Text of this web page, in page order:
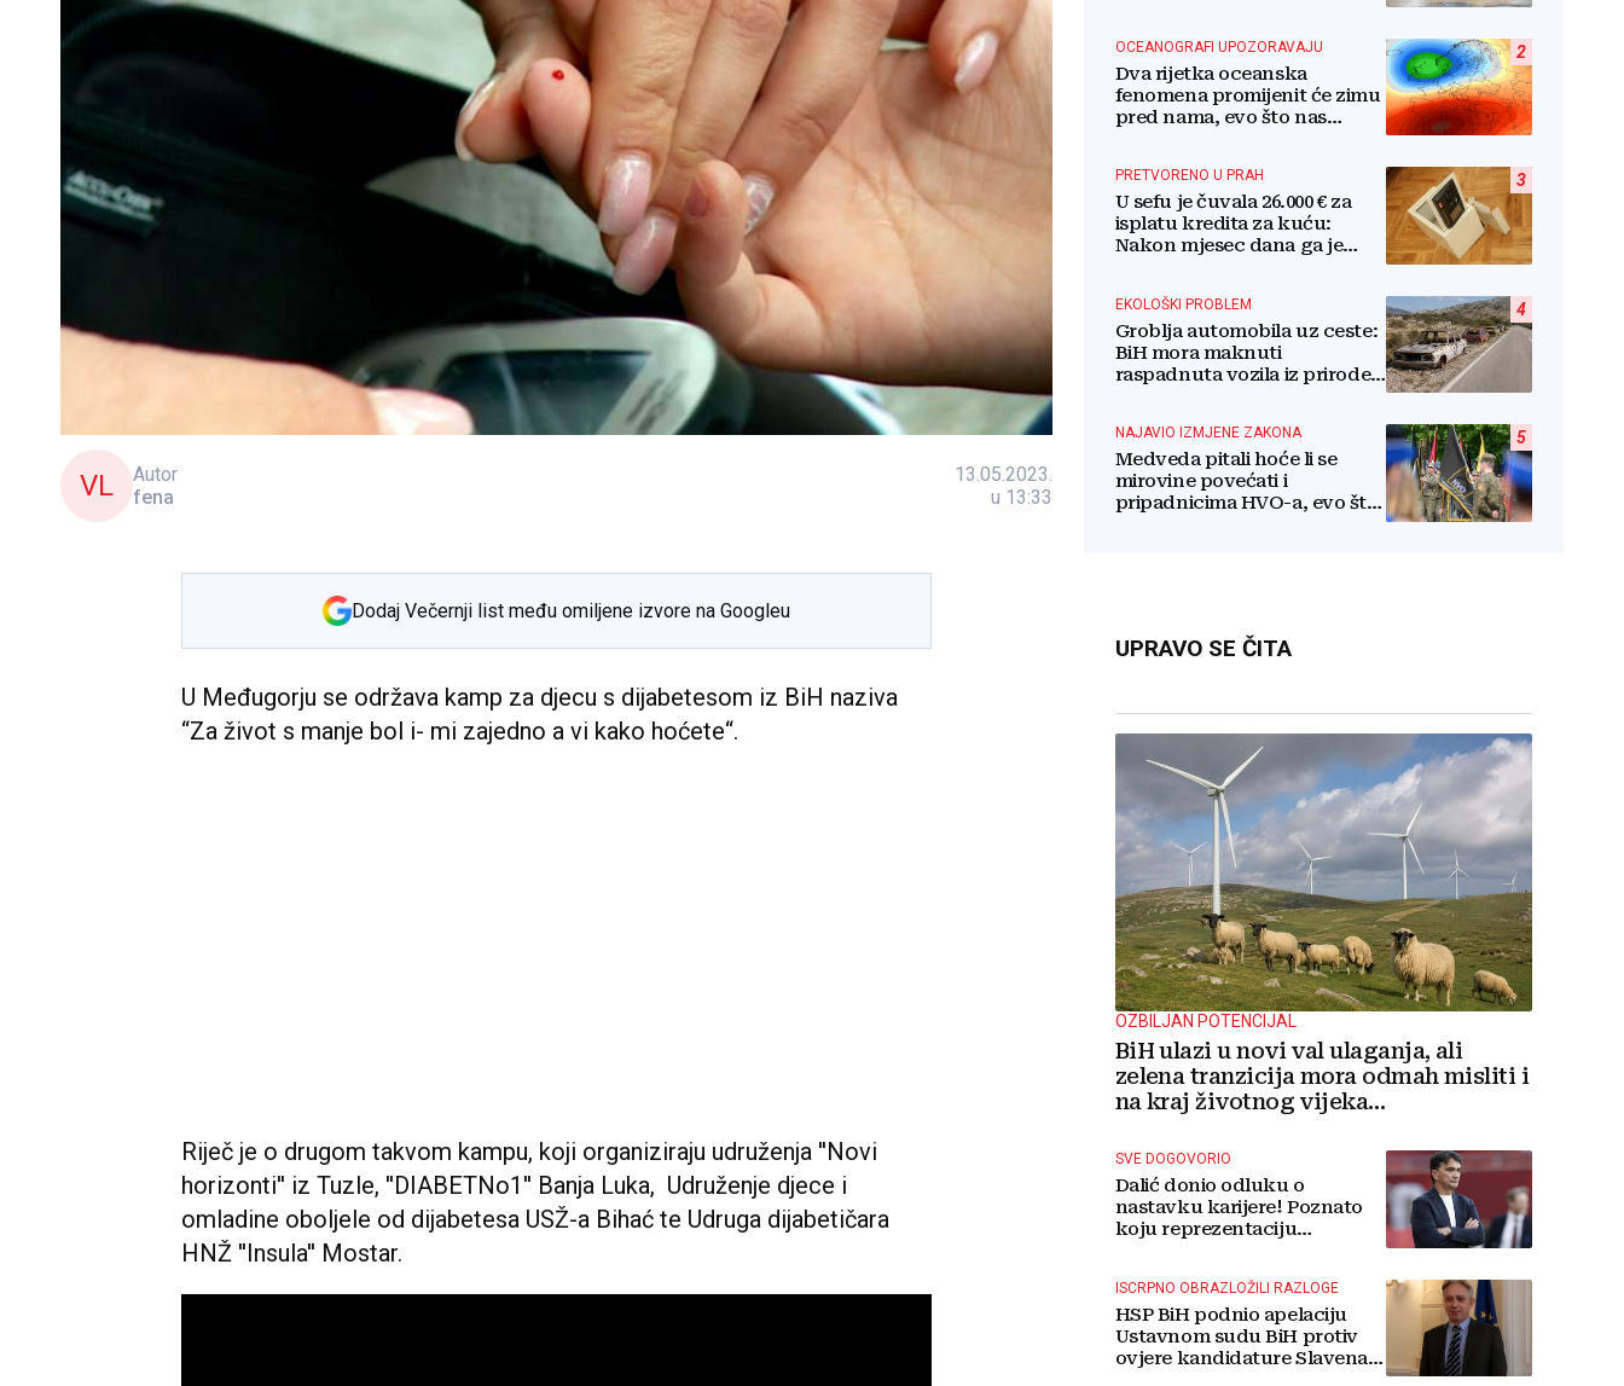
VL
Autor
fena
13.05.2023.
u 13:33
Dodaj Večernji list među omiljene izvore na Googleu
U Međugorju se održava kamp za djecu s dijabetesom iz BiH naziva
‘‘Za život s manje bol i- mi zajedno a vi kako hoćete‘‘.
Riječ je o drugom takvom kampu, koji organiziraju udruženja ''Novi
horizonti'' iz Tuzle, ''DIABETNo1'' Banja Luka, Udruženje djece i
omladine oboljele od dijabetesa USŽ-a Bihać te Udruga dijabetičara
HNŽ ''Insula'' Mostar.
2
OCEANOGRAFI UPOZORAVAJU
Dva rijetka oceanska
fenomena promijenit će zimu
pred nama, evo što nas
3
PRETVORENO U PRAH
U sefu je čuvala 26.000 € za
isplatu kredita za kuću:
Nakon mjesec dana ga je
4
EKOLOŠKI PROBLEM
Groblja automobila uz ceste:
BiH mora maknuti
raspadnuta vozila iz prirode i
5
NAJAVIO IZMJENE ZAKONA
Medveda pitali hoće li se
mirovine povećati i
pripadnicima HVO-a, evo što
UPRAVO SE ČITA
OZBILJAN POTENCIJAL
BiH ulazi u novi val ulaganja, ali
zelena tranzicija mora odmah misliti i
na kraj životnog vijeka
SVE DOGOVORIO
Dalić donio odluku o
nastavku karijere! Poznato
koju reprezentaciju
ISCRPNO OBRAZLOŽILI RAZLOGE
HSP BiH podnio apelaciju
Ustavnom sudu BiH protiv
ovjere kandidature Slavena